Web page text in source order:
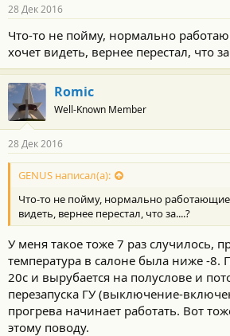
28 Дек 2016
Что-то не пойму, нормально
хочет видеть, вернее перестал, что
Romic
Well-Known Member
28 Дек 2016
GENUS написал(а):
Что-то не пойму, нормально
видеть, вернее перестал, что за....?
У меня такое тоже 7 раз случилось,
температура в салоне была ниже -8.
20с и вырубается на полуслове и
перезапуска ГУ (выключение-
прогрева начинает работать. Вот
этому поводу.